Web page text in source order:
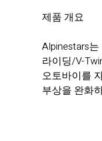
제품 개요
Alpinestars
라이딩/V-
오토바이를
부상을 완화